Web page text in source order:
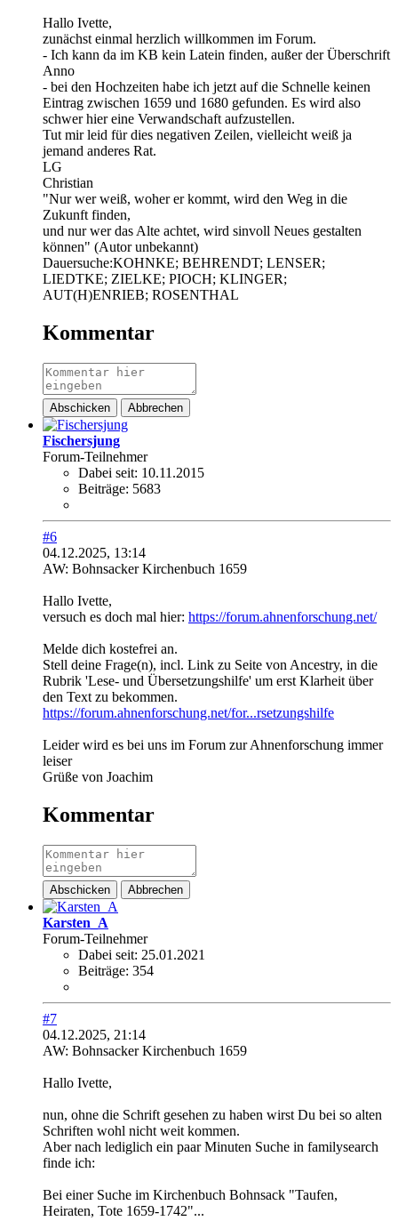
Hallo Ivette,
zunächst einmal herzlich willkommen im Forum.
- Ich kann da im KB kein Latein finden, außer der Überschrift
Anno
- bei den Hochzeiten habe ich jetzt auf die Schnelle keinen
Eintrag zwischen 1659 und 1680 gefunden. Es wird also
schwer hier eine Verwandschaft aufzustellen.
Tut mir leid für dies negativen Zeilen, vielleicht weiß ja
jemand anderes Rat.
LG
Christian
"Nur wer weiß, woher er kommt, wird den Weg in die
Zukunft finden,
und nur wer das Alte achtet, wird sinvoll Neues gestalten
können" (Autor unbekannt)
Dauersuche:KOHNKE; BEHRENDT; LENSER;
LIEDTKE; ZIELKE; PIOCH; KLINGER;
AUT(H)ENRIEB; ROSENTHAL
Kommentar
Abschicken Abbrechen
Fischersjung
Forum-Teilnehmer
Dabei seit: 10.11.2015
Beiträge: 5683
#6
04.12.2025, 13:14
AW: Bohnsacker Kirchenbuch 1659
Hallo Ivette,
versuch es doch mal hier: https://forum.ahnenforschung.net/
Melde dich kostefrei an.
Stell deine Frage(n), incl. Link zu Seite von Ancestry, in die
Rubrik 'Lese- und Übersetzungshilfe' um erst Klarheit über
den Text zu bekommen.
https://forum.ahnenforschung.net/for...rsetzungshilfe
Leider wird es bei uns im Forum zur Ahnenforschung immer
leiser
Grüße von Joachim
Kommentar
Abschicken Abbrechen
Karsten_A
Forum-Teilnehmer
Dabei seit: 25.01.2021
Beiträge: 354
#7
04.12.2025, 21:14
AW: Bohnsacker Kirchenbuch 1659
Hallo Ivette,
nun, ohne die Schrift gesehen zu haben wirst Du bei so alten
Schriften wohl nicht weit kommen.
Aber nach lediglich ein paar Minuten Suche in familysearch
finde ich:
Bei einer Suche im Kirchenbuch Bohnsack "Taufen,
Heiraten, Tote 1659-1742"...